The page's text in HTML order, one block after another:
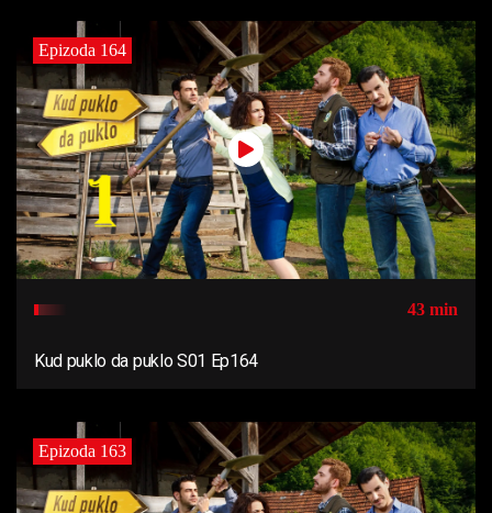
Epizoda 164
43 min
Kud puklo da puklo S01 Ep164
Epizoda 163